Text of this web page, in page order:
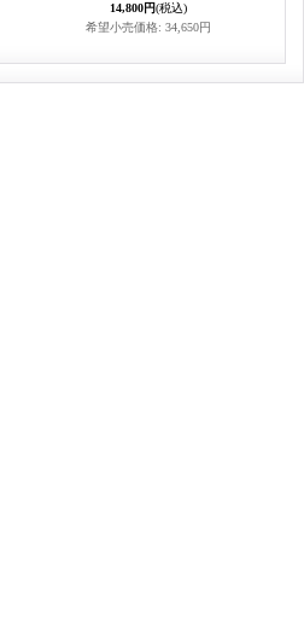
14,800円(税込)
希望小売価格: 34,650円